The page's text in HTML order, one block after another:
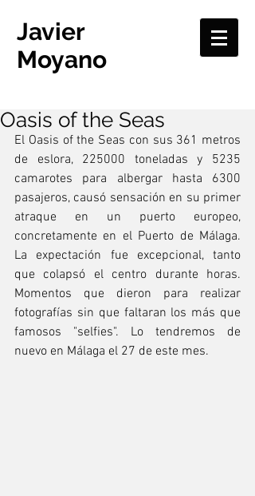
Javier
Moyano
Oasis of the Seas
El Oasis of the Seas con sus 361 metros
de eslora, 225000 toneladas y 5235
camarotes para albergar hasta 6300
pasajeros, causó sensación en su primer
atraque en un puerto europeo,
concretamente en el Puerto de Málaga.
La expectación fue excepcional, tanto
que colapsó el centro durante horas.
Momentos que dieron para realizar
fotografías sin que faltaran los más que
famosos "selfies". Lo tendremos de
nuevo en Málaga el 27 de este mes.